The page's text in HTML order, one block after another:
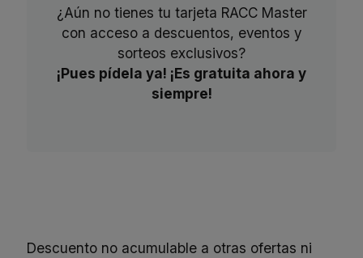
¿Aún no tienes tu tarjeta RACC Master
con acceso a descuentos, eventos y
sorteos exclusivos?
¡Pues pídela ya! ¡Es gratuita ahora y
siempre!
Descuento no acumulable a otras ofertas ni